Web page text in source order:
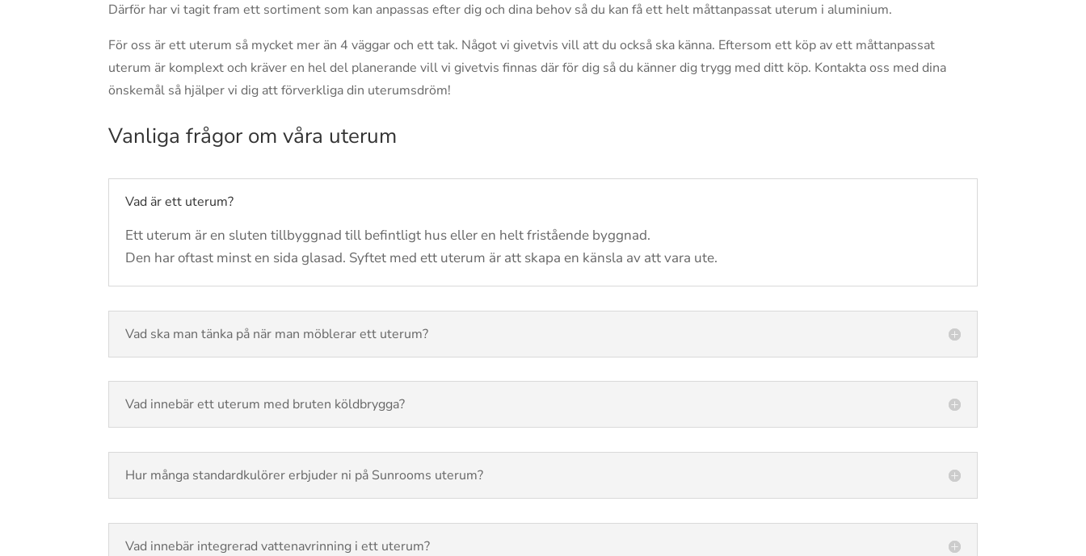
Därför har vi tagit fram ett sortiment som kan anpassas efter dig och dina behov så du kan få ett helt måttanpassat uterum i aluminium.
För oss är ett uterum så mycket mer än 4 väggar och ett tak. Något vi givetvis vill att du också ska känna. Eftersom ett köp av ett måttanpassat
uterum är komplext och kräver en hel del planerande vill vi givetvis finnas där för dig så du känner dig trygg med ditt köp. Kontakta oss med dina
önskemål så hjälper vi dig att förverkliga din uterumsdröm!
Vanliga frågor om våra uterum
Vad är ett uterum?
Ett uterum är en sluten tillbyggnad till befintligt hus eller en helt fristående byggnad.
Den har oftast minst en sida glasad. Syftet med ett uterum är att skapa en känsla av att vara ute.
Vad ska man tänka på när man möblerar ett uterum?
Vad innebär ett uterum med bruten köldbrygga?
Hur många standardkulörer erbjuder ni på Sunrooms uterum?
Vad innebär integrerad vattenavrinning i ett uterum?